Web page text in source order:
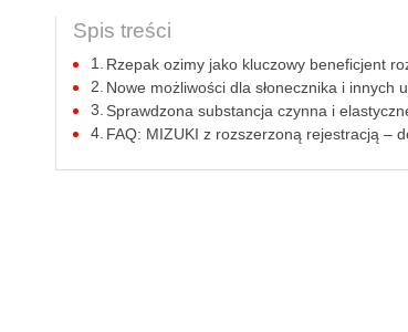
Spis treści
Rzepak ozimy jako kluczowy beneficjent
Nowe możliwości dla słonecznika i innych
Sprawdzona substancja czynna i
FAQ: MIZUKI z rozszerzoną rejestracją –